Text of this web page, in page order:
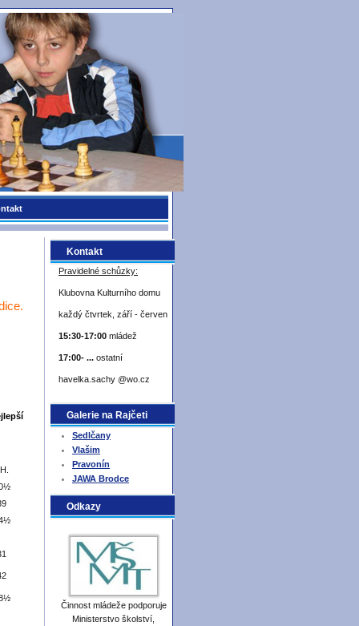
Kontakt
Pravidelné schůzky:
Klubovna Kulturního domu
každý čtvrtek, září - červen
15:30-17:00 mládež
17:00- ... ostatní
havelka.sachy @wo.cz
Galerie na Rajčeti
Sedlčany
Vlašim
Pravonín
JAWA Brodce
Odkazy
Činnost mládeže podporuje
Ministerstvo školství,